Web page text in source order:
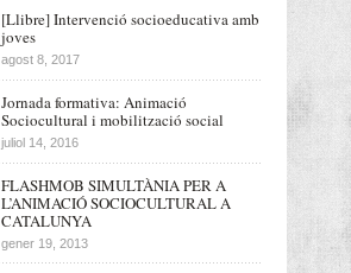
[Llibre] Intervenció socioeducativa amb
joves
agost 8, 2017
Jornada formativa: Animació
Sociocultural i mobilització social
juliol 14, 2016
FLASHMOB SIMULTÀNIA PER A
L’ANIMACIÓ SOCIOCULTURAL A
CATALUNYA
gener 19, 2013